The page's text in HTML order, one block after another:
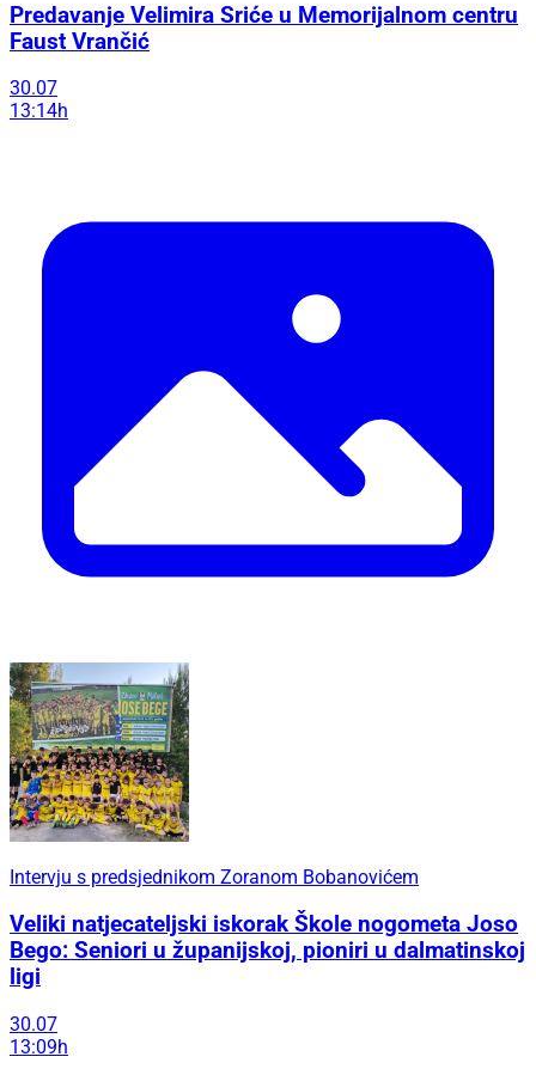
Predavanje Velimira Sriće u Memorijalnom centru
Faust Vrančić
30.07
13:14h
Intervju s predsjednikom Zoranom Bobanovićem
Veliki natjecateljski iskorak Škole nogometa Joso
Bego: Seniori u županijskoj, pioniri u dalmatinskoj
ligi
30.07
13:09h